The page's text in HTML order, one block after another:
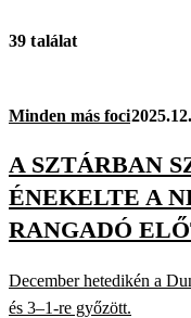
39 találat
Minden más foci
A SZTÁRBAN
ÉNEKELTE A
RANGADÓ
December hetedikén a
és 3–1-re győzött.